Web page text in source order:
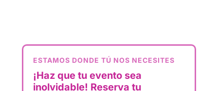
ESTAMOS DONDE TÚ NOS NECESITES
¡Haz que tu evento sea
inolvidable! Reserva tu